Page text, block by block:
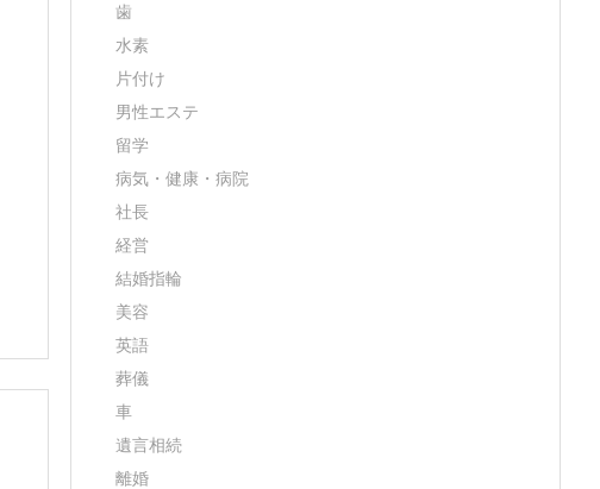
歯
水素
片付け
男性エステ
留学
病気・健康・病院
社長
経営
結婚指輪
美容
英語
葬儀
車
遺言相続
離婚